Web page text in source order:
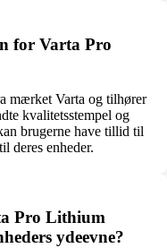
for Varta Pro
mærket Varta og tilhører
kvalitetsstempel og
brugerne have tillid til
deres enheder.
Pro Lithium
ydeevne?